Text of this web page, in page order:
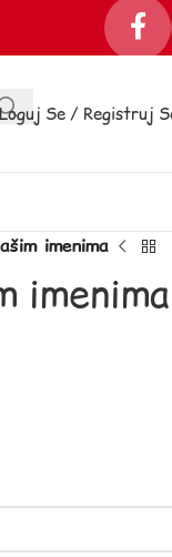
Loguj Se / Registruj
imenima
imenima